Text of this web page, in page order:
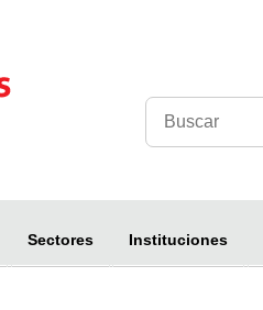
Sectores Instituciones